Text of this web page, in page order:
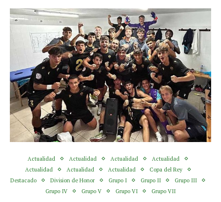
Actualidad Actualidad Actualidad
Actualidad
Actualidad
Actualidad Actualidad
Copa del Rey
Destacado
Division de Honor Grupo I Grupo II
Grupo III
Grupo IV
Grupo V Grupo VI Grupo VII